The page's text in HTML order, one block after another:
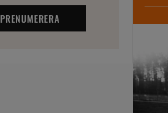
PRENUMERERA